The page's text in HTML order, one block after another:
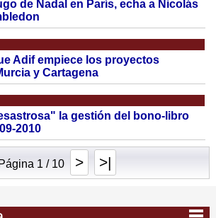
de Nadal en París, echa a Nicolás
Adif empiece los proyectos
y Cartagena
la gestión del bono-libro
2010
Página 1 / 10 > >|